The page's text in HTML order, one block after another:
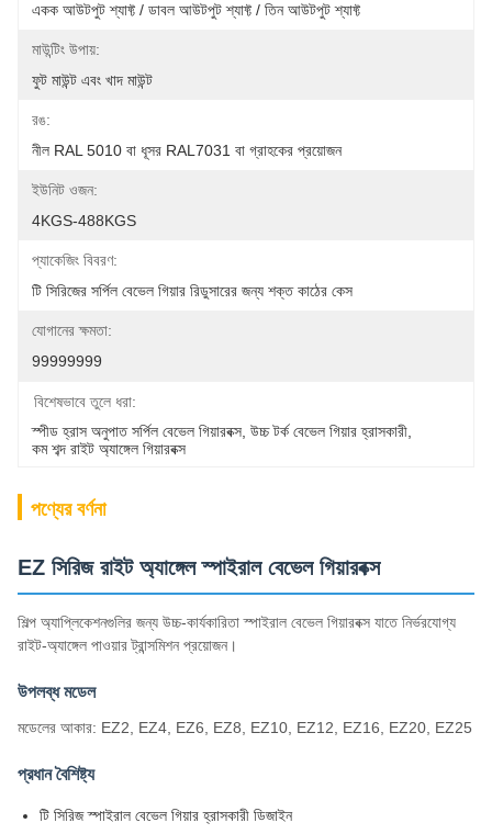
একক আউটপুট শ্যাফ্ট / ডাবল আউটপুট শ্যাফ্ট / তিন আউটপুট শ্যাফ্ট
মাউন্টিং উপায়:
ফুট মাউন্ট এবং খাদ মাউন্ট
রঙ:
নীল RAL 5010 বা ধূসর RAL7031 বা গ্রাহকের প্রয়োজন
ইউনিট ওজন:
4KGS-488KGS
প্যাকেজিং বিবরণ:
টি সিরিজের সর্পিল বেভেল গিয়ার রিডুসারের জন্য শক্ত কাঠের কেস
যোগানের ক্ষমতা:
99999999
বিশেষভাবে তুলে ধরা:
স্পীড হ্রাস অনুপাত সর্পিল বেভেল গিয়ারবক্স উচ্চ টর্ক বেভেল গিয়ার হ্রাসকারী
কম শব্দ রাইট অ্যাঙ্গেল গিয়ারবক্স
পণ্যের বর্ণনা
EZ সিরিজ রাইট অ্যাঙ্গেল স্পাইরাল বেভেল গিয়ারবক্স
শিল্প অ্যাপ্লিকেশনগুলির জন্য উচ্চ-কার্যকারিতা স্পাইরাল বেভেল গিয়ারবক্স যাতে নির্ভরযোগ্য
রাইট-অ্যাঙ্গেল পাওয়ার ট্রান্সমিশন প্রয়োজন।
উপলব্ধ মডেল
মডেলের আকার: EZ2, EZ4, EZ6, EZ8, EZ10, EZ12, EZ16, EZ20, EZ25
প্রধান বৈশিষ্ট্য
টি সিরিজ স্পাইরাল বেভেল গিয়ার হ্রাসকারী ডিজাইন